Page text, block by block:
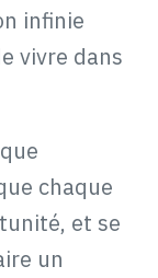
infinie
vivre dans
chaque
et se
un